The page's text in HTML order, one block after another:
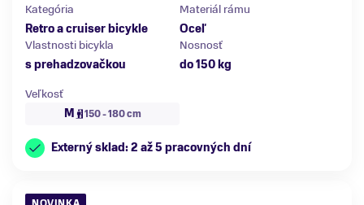
Kategória
Retro a cruiser bicykle
Materiál rámu
Oceľ
Vlastnosti bicykla
s prehadzovačkou
Nosnosť
do 150 kg
Veľkosť
M
150 - 180 cm
Externý sklad: 2 až 5 pracovných dní